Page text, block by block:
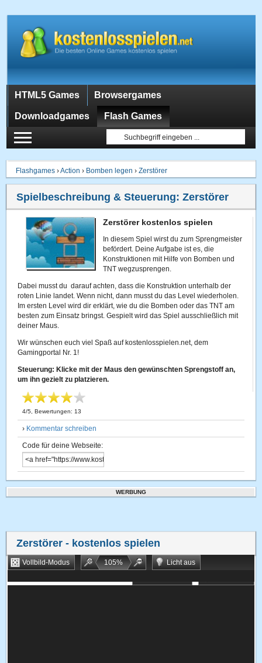
HTML5 Games Browsergames
Downloadgames Flash Games
Flashgames ›Action › Bomben legen ›Zerstörer
Spielbeschreibung & Steuerung:Zerstörer
Zerstörer kostenlos spielen
In diesem Spiel wirst du zum Sprengmeister
befördert. Deine Aufgabe ist es, die
Konstruktionen mit Hilfe von Bomben und
TNT wegzusprengen.
Dabei musst du darauf achten, dass die Konstruktion unterhalb der
roten Linie landet. Wenn nicht, dann musst du das Level wiederholen.
Im ersten Level wird dir erklärt, wie du die Bomben oder das TNT am
besten zum Einsatz bringst. Gespielt wird das Spiel ausschließlich mit
deiner Maus.
Wir wünschen euch viel Spaß auf kostenlosspielen.net, dem
Gamingportal Nr. 1!
Steuerung: Klicke mit der Maus den gewünschten Sprengstoff an,
um ihn gezielt zu platzieren.
4/5 , Bewertungen: 13
› Kommentar schreiben
Code für deine Webseite:
WERBUNG
Zerstörer - kostenlos spielen
Vollbild-Modus 105%
Licht aus